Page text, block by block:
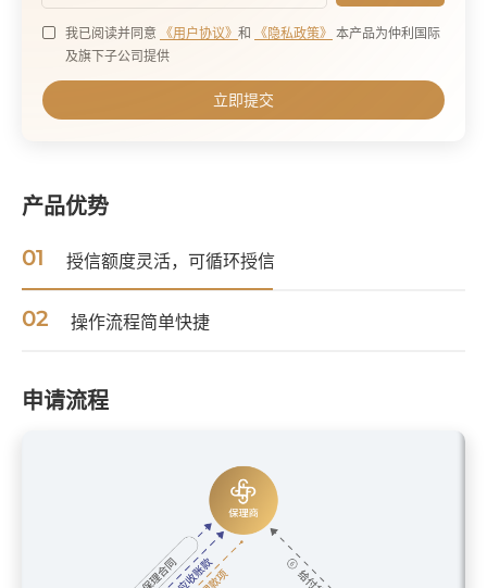
我已阅读并同意 《用户协议》 和 《隐私政策》 本产品为仲利国际
及旗下子公司提供
立即提交
申请流程
产品优势
01
授信额度灵活，可循环授信
02 操作流程简单快捷